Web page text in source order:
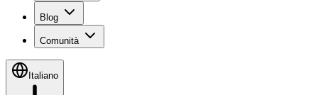
Blog
Comunità
Italiano